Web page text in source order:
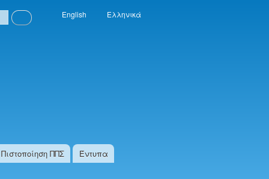
Αναζήτηση English Ελληνικά
Πιστοποίηση ΠΠΣ
Έντυπα